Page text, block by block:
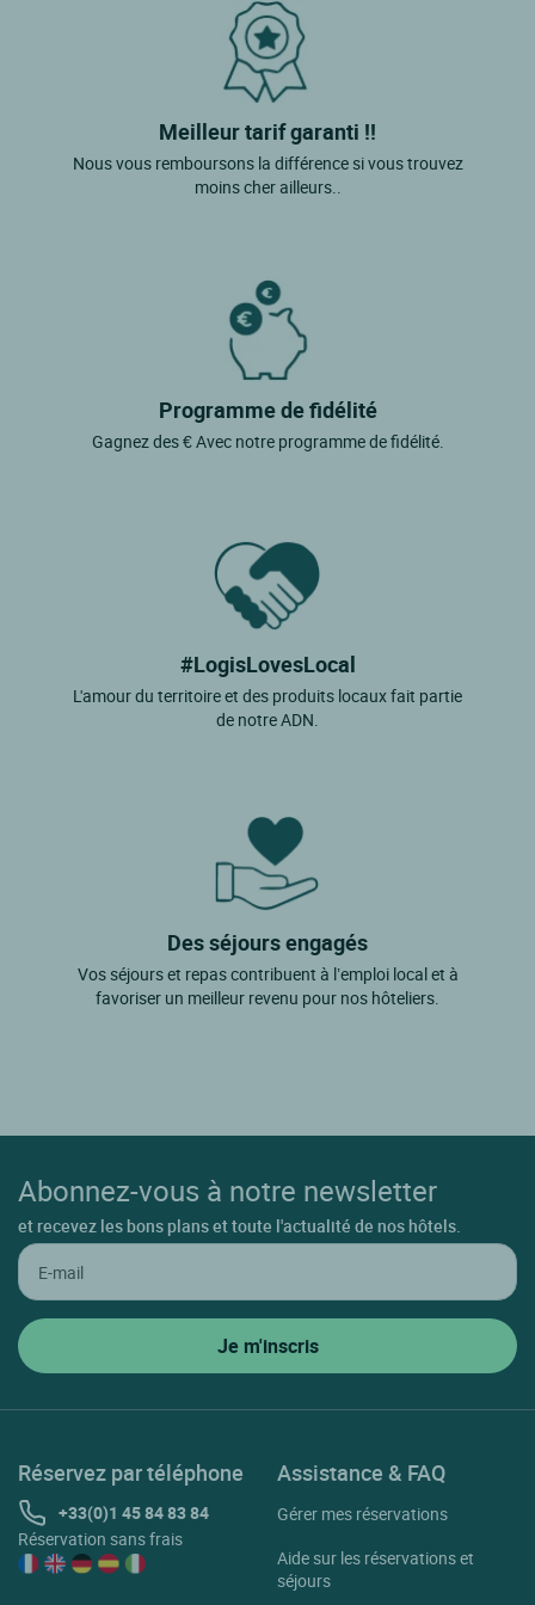
Le Tour Du Parc
Pluherlin
Meilleur tarif garanti !!
Nous vous remboursons la différence si vous trouvez
moins cher ailleurs..
Programme de fidélité
Gagnez des € Avec notre programme de fidélité.
#LogisLovesLocal
L'amour du territoire et des produits locaux fait partie
de notre ADN.
Des séjours engagés
Vos séjours et repas contribuent à l’emploi local et à
favoriser un meilleur revenu pour nos hôteliers.
Abonnez-vous à notre newsletter
et recevez les bons plans et toute l'actualité de nos hôtels.
Réservez par téléphone
+33(0)1 45 84 83 84
Réservation sans frais
Assistance & FAQ
Gérer mes réservations
Aide sur les réservations et
séjours